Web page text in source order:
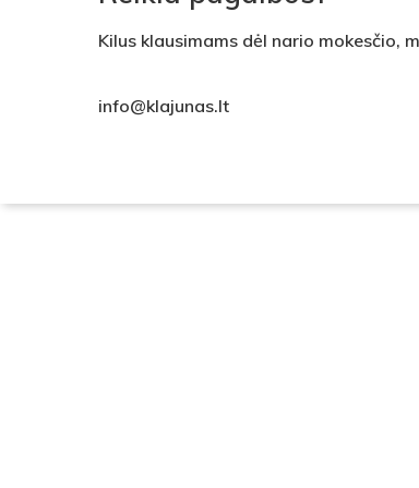
Kilus klausimams dėl nario mokesčio,
info@klajunas.lt